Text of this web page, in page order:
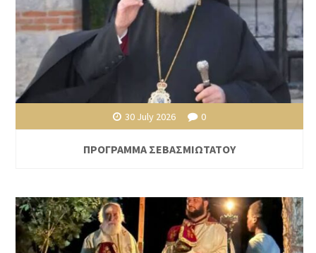
30 July 2026 0
ΠΡΟΓΡΑΜΜΑ ΣΕΒΑΣΜΙΩΤΑΤΟΥ